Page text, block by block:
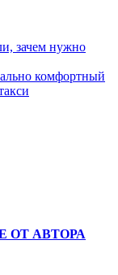
зачем нужно
комфортный
ОТ АВТОРА